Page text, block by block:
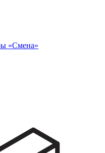
«Смена»